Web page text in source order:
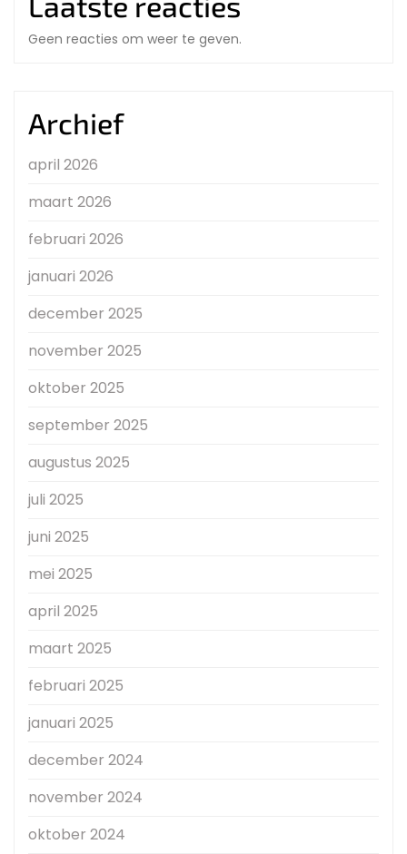
Geen reacties om weer te geven.
Archief
april 2026
maart 2026
februari 2026
januari 2026
december 2025
november 2025
oktober 2025
september 2025
augustus 2025
juli 2025
juni 2025
mei 2025
april 2025
maart 2025
februari 2025
januari 2025
december 2024
november 2024
oktober 2024